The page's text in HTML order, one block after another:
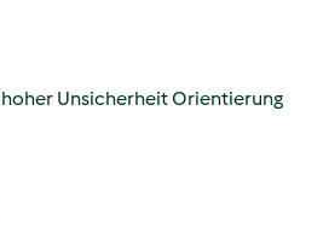
Unsicherheit Orientierung